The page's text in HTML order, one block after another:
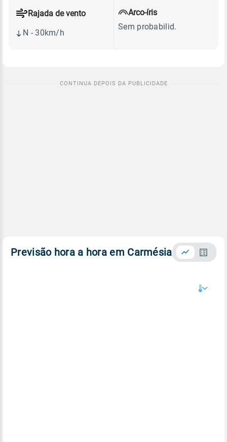
Rajada de vento
N - 30km/h
Arco-íris
Sem probabilid.
Previsão hora a hora em Carmésia